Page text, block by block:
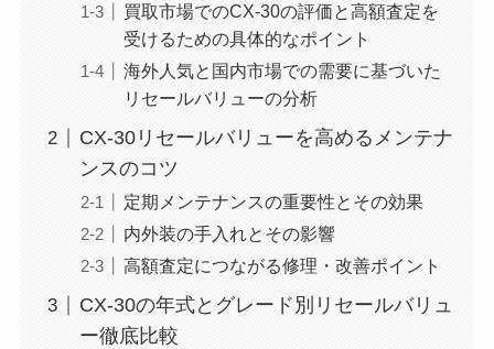
買取市場でのCX-30の評価と高額査定を
受けるための具体的なポイント
海外人気と国内市場での需要に基づいた
リセールバリューの分析
CX-30リセールバリューを高めるメンテナ
ンスのコツ
定期メンテナンスの重要性とその効果
内外装の手入れとその影響
高額査定につながる修理・改善ポイント
CX-30の年式とグレード別リセールバリュ
ー徹底比較